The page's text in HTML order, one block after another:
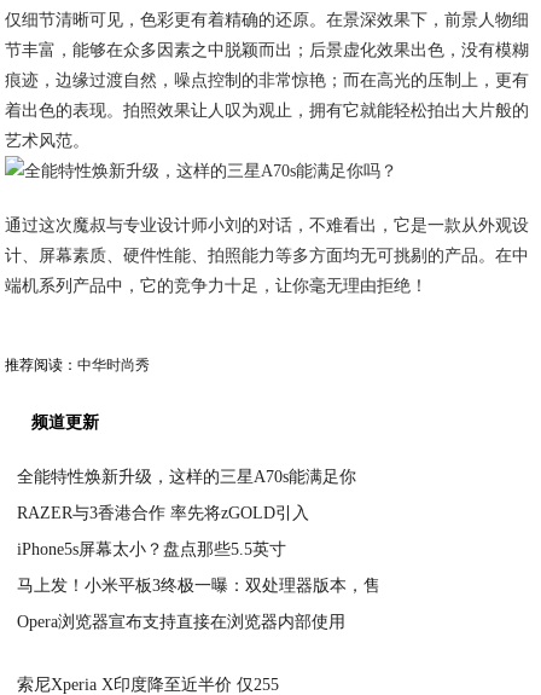
仅细节清晰可见，色彩更有着精确的还原。在景深效果下，前景人物细
节丰富，能够在众多因素之中脱颖而出；后景虚化效果出色，没有模糊
痕迹，边缘过渡自然，噪点控制的非常惊艳；而在高光的压制上，更有
着出色的表现。拍照效果让人叹为观止，拥有它就能轻松拍出大片般的
艺术风范。
通过这次魔叔与专业设计师小刘的对话，不难看出，它是一款从外观设
计、屏幕素质、硬件性能、拍照能力等多方面均无可挑剔的产品。在中
端机系列产品中，它的竞争力十足，让你毫无理由拒绝！
推荐阅读：中华时尚秀
频道更新
全能特性焕新升级，这样的三星A70s能满足你
RAZER与3香港合作 率先将zGOLD引入
iPhone5s屏幕太小？盘点那些5.5英寸
马上发！小米平板3终极一曝：双处理器版本，售
Opera浏览器宣布支持直接在浏览器内部使用
索尼Xperia X印度降至近半价 仅255